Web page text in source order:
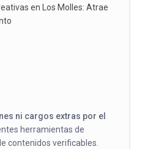
en Los Molles: Atrae
ni cargos extras por el
herramientas de
contenidos verificables.